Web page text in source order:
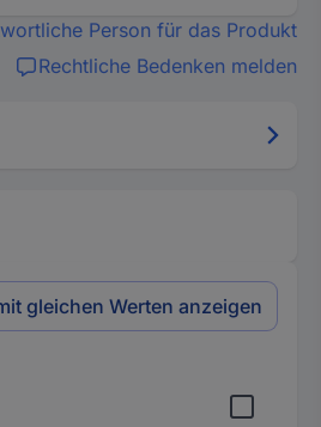
Person für das Produkt
Rechtliche Bedenken melden
gleichen Werten anzeigen